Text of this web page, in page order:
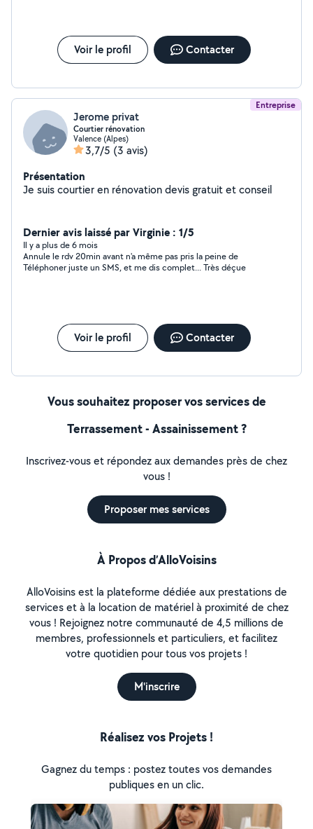
Voir le profil Contacter
Entreprise
Jerome privat
Courtier rénovation
Valence (Alpes)
3,7/5 (3 avis)
Présentation
Je suis courtier en rénovation devis gratuit et conseil
Dernier avis laissé par Virginie : 1/5
Il y a plus de 6 mois
Annule le rdv 20min avant n'a même pas pris la peine de
Téléphoner juste un SMS, et me dis complet... Très déçue
Voir le profil Contacter
Vous souhaitez proposer vos services de
Terrassement - Assainissement ?
Inscrivez-vous et répondez aux demandes près de chez
vous !
Proposer mes services
À Propos d’AlloVoisins
AlloVoisins est la plateforme dédiée aux prestations de
services et à la location de matériel à proximité de chez
vous ! Rejoignez notre communauté de 4,5 millions de
membres, professionnels et particuliers, et facilitez
votre quotidien pour tous vos projets !
M'inscrire
Réalisez vos Projets !
Gagnez du temps : postez toutes vos demandes
publiques en un clic.